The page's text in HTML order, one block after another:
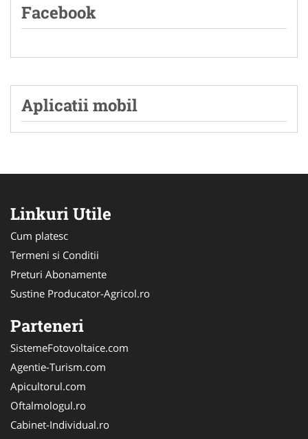
Facebook
Aplicatii mobil
Linkuri Utile
Cum platesc
Termeni si Conditii
Preturi Abonamente
Sustine Producator-Agricol.ro
Parteneri
SistemeFotovoltaice.com
Agentie-Turism.com
Apicultorul.com
Oftalmologul.ro
Cabinet-Individual.ro